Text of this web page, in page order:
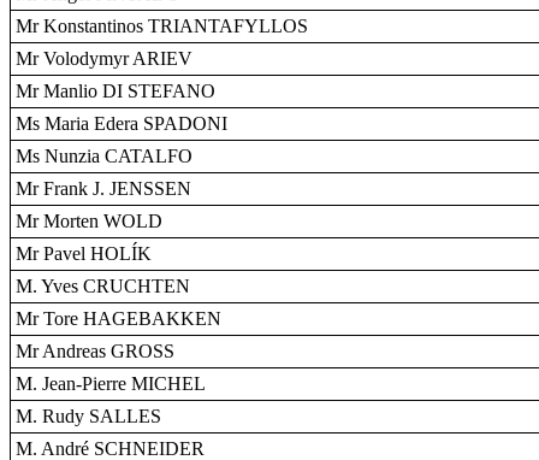
Mr Konstantinos TRIANTAFYLLOS
Mr Volodymyr ARIEV
Mr Manlio DI STEFANO
Ms Maria Edera SPADONI
Ms Nunzia CATALFO
Mr Frank J. JENSSEN
Mr Morten WOLD
Mr Pavel HOLÍK
M. Yves CRUCHTEN
Mr Tore HAGEBAKKEN
Mr Andreas GROSS
M. Jean-Pierre MICHEL
M. Rudy SALLES
M. André SCHNEIDER